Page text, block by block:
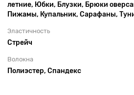
летние, Юбки, Блузки, Брюки
Пижамы, Купальник, Сарафаны,
Эластичность
Стрейч
Волокна
Полиэстер, Спандекс